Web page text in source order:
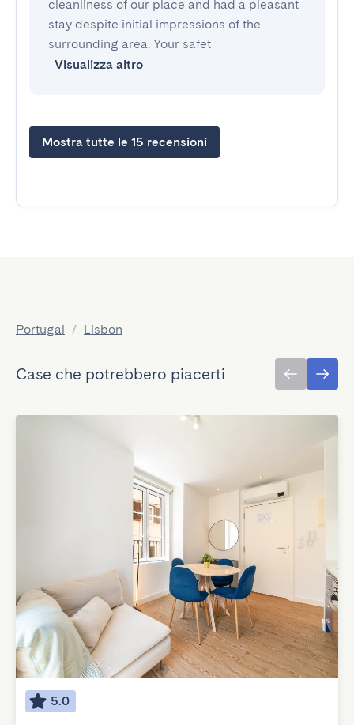
cleanliness of our place and had a pleasant
stay despite initial impressions of the
surrounding area. Your safet
Visualizza altro
Mostra tutte le 15 recensioni
Portugal / Lisbon
Case che potrebbero piacerti
5.0